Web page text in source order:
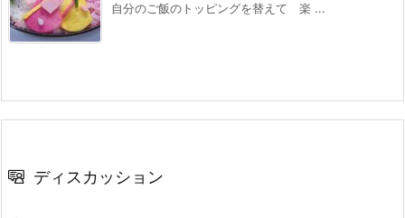
自分のご飯のトッピングを替えて 楽 ...
ディスカッション